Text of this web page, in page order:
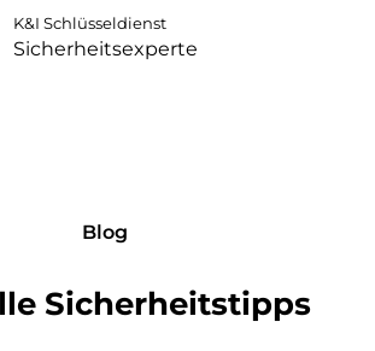
K&I Schlüsseldienst
Sicherheitsexperte
Blog
Sicherheitstipps